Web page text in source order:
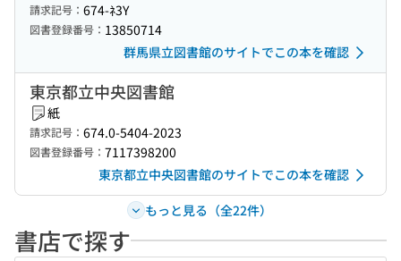
請求記号： 674-ﾈ3Y
図書登録番号： 13850714
群馬県立図書館のサイトでこの本を確認
東京都立中央図書館
紙
請求記号： 674.0-5404-2023
図書登録番号： 7117398200
東京都立中央図書館のサイトでこの本を確認
もっと見る（全22件）
書店で探す